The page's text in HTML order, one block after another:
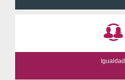
Igualdad